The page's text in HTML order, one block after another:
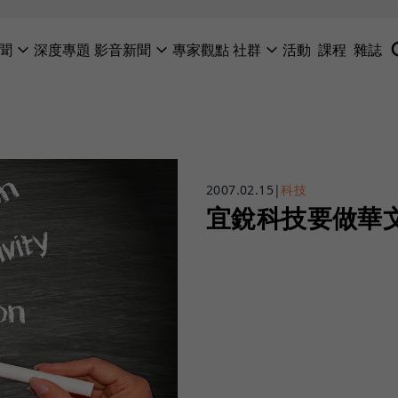
深度專題 影音新聞 專家觀點社群 活動 課程 雜誌
2007.02.15 |科技
宜銳科技要做華